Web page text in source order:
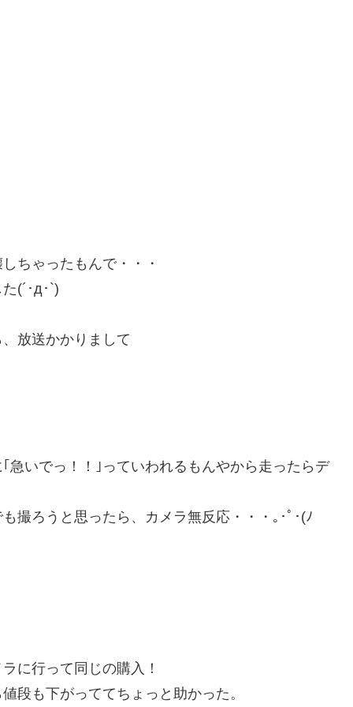
ちゃったもんで・・・
(´･д･`)
放送かかりまして
急いでっ！！｣っていわれるもんやから走ったらデ
撮ろうと思ったら、カメラ無反応・・・｡･ﾟ･(ﾉ
に行って同じの購入！
段も下がっててちょっと助かった。